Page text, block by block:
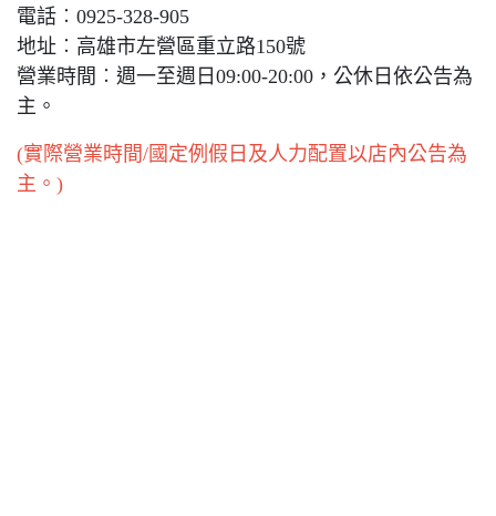
電話︰0925-328-905
地址︰高雄市左營區重立路150號
營業時間︰週一至週日09:00-20:00，公休日依公告為
主。
(實際營業時間/國定例假日及人力配置以店內公告為
主。)